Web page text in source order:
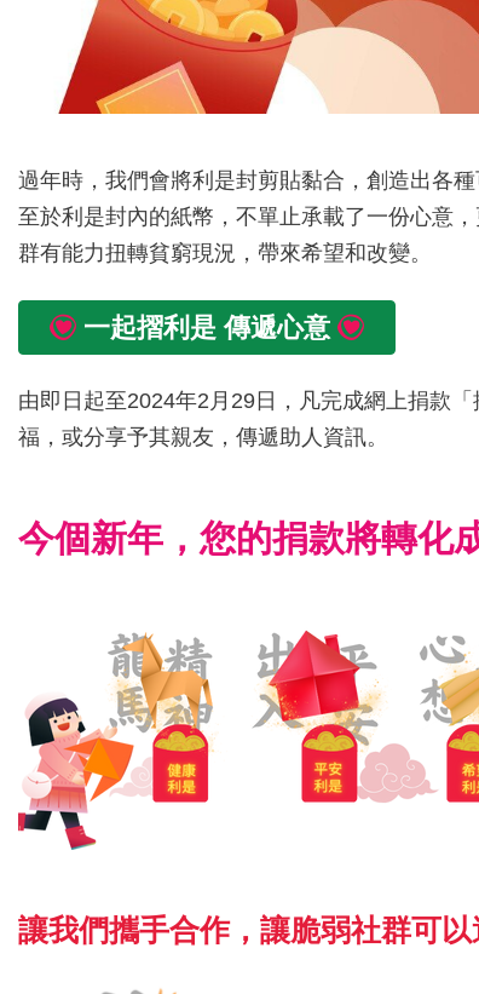
過年時，我們會將利是封剪貼黏合，創造出各
至於利是封內的紙幣，不單止承載了一份心意
群有能力扭轉貧窮現況，帶來希望和改變。
一起摺利是 傳遞心意
由即日起至2024年2月29日，凡完成網上捐款
福，或分享予其親友，傳遞助人資訊。
今個新年，您的捐款將轉化
讓我們攜手合作，讓脆弱社群可